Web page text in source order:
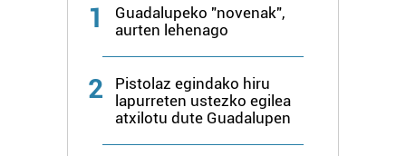
1
Guadalupeko "novenak",
aurten lehenago
2
Pistolaz egindako hiru
lapurreten ustezko egilea
atxilotu dute Guadalupen